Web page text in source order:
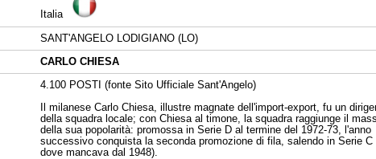
Italia
SANT'ANGELO LODIGIANO (LO)
CARLO CHIESA
4.100 POSTI (fonte Sito Ufficiale Sant'Angelo)
Il milanese Carlo Chiesa, illustre magnate dell'import-export, fu un
della squadra locale; con Chiesa al timone, la squadra raggiunge il
della sua popolarità: promossa in Serie D al termine del 1972-73, l'anno
successivo conquista la seconda promozione di fila, salendo in Serie C
dove mancava dal 1948).